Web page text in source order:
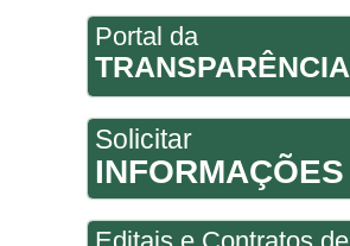
Portal da
TRANSPARÊNCIA
Solicitar
INFORMAÇÕES